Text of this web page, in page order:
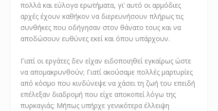
πολλά και εύλογα ερωτήματα, γι’ αυτό οι αρμόδιες
αρχές έχουν καθήκον να διερευνήσουν πλήρως τις
συνθήκες που οδήγησαν στον θάνατο τους και να
αποδώσουν ευθύνες εκεί και όπου υπάρχουν.
Γιατί οι εργάτες δεν είχαν ειδοποιηθεί εγκαίρως ώστε
να απομακρυνθούν; Γιατί ακούσαμε πολλές μαρτυρίες
από κόσμο που κινδύνεψε να χάσει τη ζωή του επειδή
επέλεξαν διαδρομή που είχε αποκοπεί λόγω της
πυρκαγιάς; Μήπως υπήρχε γενικότερα έλλειψη